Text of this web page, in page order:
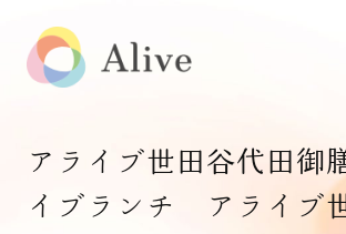
アライブ世田谷代田御
イブランチ アライブ